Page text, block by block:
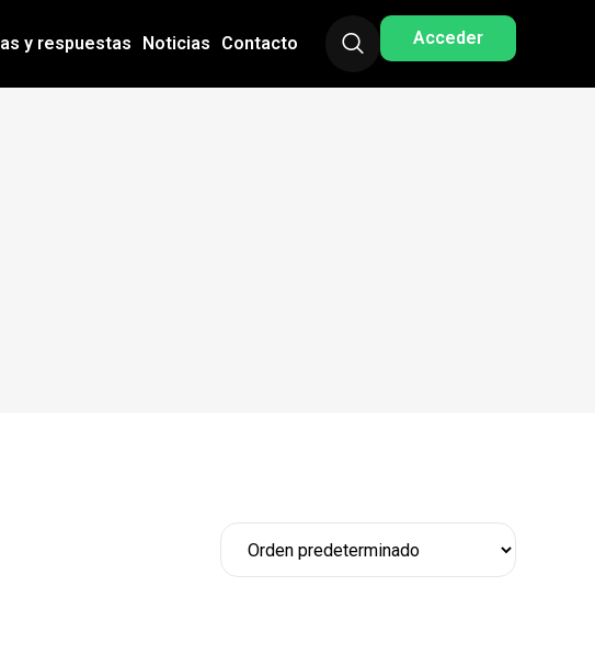
y respuestas Noticias Contacto Acceder